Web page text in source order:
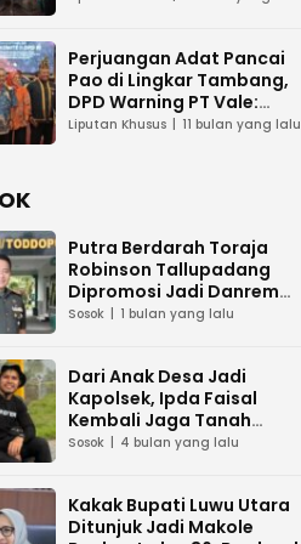
Perjuangan Adat Pancai
Pao di Lingkar Tambang,
DPD Warning PT Vale:
Jangan Abaikan Budaya
Liputan Khusus 11 bulan yang lalu
Putra Berdarah Toraja
Robinson Tallupadang
Dipromosi Jadi Danrem
141/Toddopuli
Sosok 1 bulan yang lalu
Dari Anak Desa Jadi
Kapolsek, Ipda Faisal
Kembali Jaga Tanah
Kelahiran
Sosok 4 bulan yang lalu
Kakak Bupati Luwu Utara
Ditunjuk Jadi Makole